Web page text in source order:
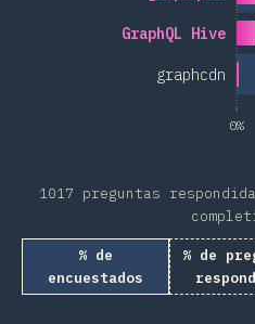
0%
graphcdn
GraphQL Hive
1017 preguntas
% de
encuestados
% de